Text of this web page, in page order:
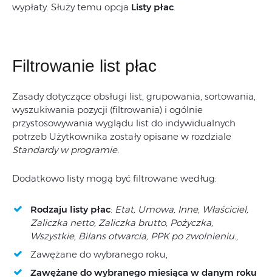
wypłaty. Służy temu opcja Listy płac
Filtrowanie list płac
Zasady dotyczące obsługi list, grupowania, sortowania,
wyszukiwania pozycji (filtrowania) i ogólnie
przystosowywania wyglądu list do indywidualnych
potrzeb Użytkownika zostały opisane w rozdziale
Standardy w programie.
Dodatkowo listy mogą być filtrowane według:
Rodzaju listy płac: Etat, Umowa, Inne, Właściciel,
Zaliczka netto, Zaliczka brutto, Pożyczka,
Wszystkie, Bilans otwarcia, PPK po zwolnieniu.
Zawężane do wybranego roku,
Zawężane do wybranego miesiąca w danym roku